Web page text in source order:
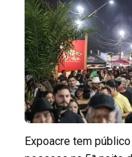
Expoacre tem